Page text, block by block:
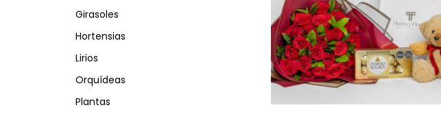
Girasoles
Hortensias
Lirios
Orquídeas
Plantas